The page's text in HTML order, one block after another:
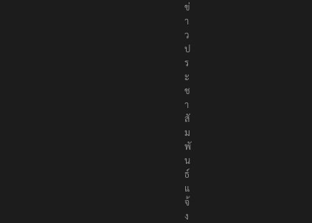
ข่
า
ว
ป
ร
ะ
ช
า
สั
ม
พั
น
ธ์
แ
จ้
ง